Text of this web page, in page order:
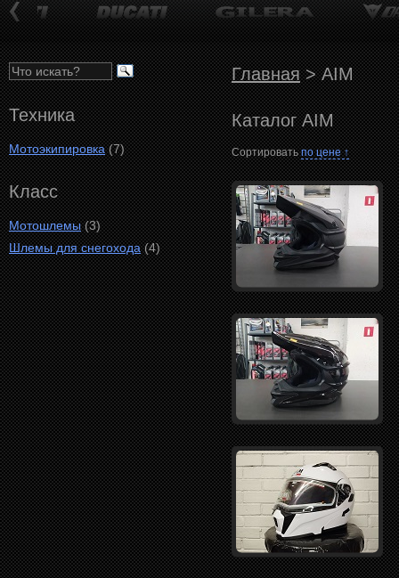
Техника
Мотоэкипировка(7)
Класс
Мотошлемы(3)
Шлемы для снегохода(4)
Главная >AIM
Каталог AIM
Сортироватьпо цене ↑